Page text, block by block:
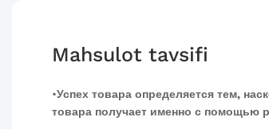
Mahsulot tavsifi
•Успех товара определяется тем,
товара получает именно с помощью